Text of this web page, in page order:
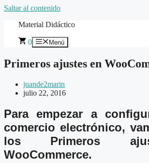
Saltar al contenido
Material Didáctico
0 Menú
Primeros ajustes en
juande2marin
julio 22, 2016
Para empezar a
comercio electrónico,
los Primeros
WooCommerce.